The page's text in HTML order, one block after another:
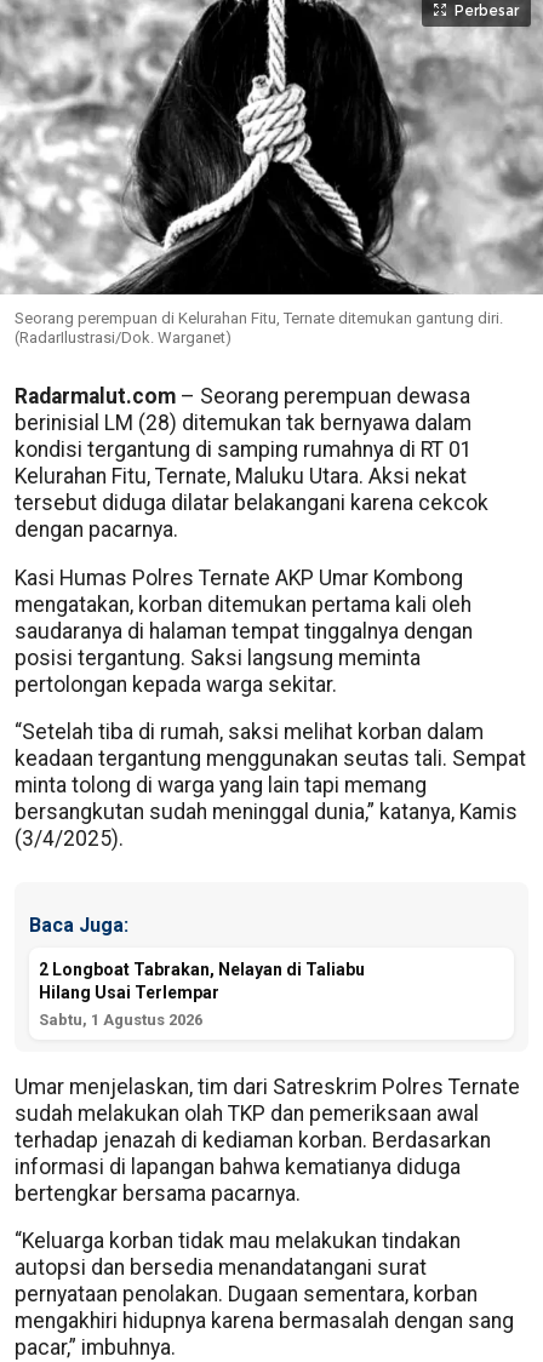
Perbesar
Seorang perempuan di Kelurahan Fitu, Ternate ditemukan gantung diri.
(RadarIlustrasi/Dok. Warganet)
Radarmalut.com – Seorang perempuan dewasa
berinisial LM (28) ditemukan tak bernyawa dalam
kondisi tergantung di samping rumahnya di RT 01
Kelurahan Fitu, Ternate, Maluku Utara. Aksi nekat
tersebut diduga dilatar belakangani karena cekcok
dengan pacarnya.
Kasi Humas Polres Ternate AKP Umar Kombong
mengatakan, korban ditemukan pertama kali oleh
saudaranya di halaman tempat tinggalnya dengan
posisi tergantung. Saksi langsung meminta
pertolongan kepada warga sekitar.
“Setelah tiba di rumah, saksi melihat korban dalam
keadaan tergantung menggunakan seutas tali. Sempat
minta tolong di warga yang lain tapi memang
bersangkutan sudah meninggal dunia,” katanya, Kamis
(3/4/2025).
Baca Juga:
2 Longboat Tabrakan, Nelayan di Taliabu
Hilang Usai Terlempar
Sabtu, 1 Agustus 2026
Umar menjelaskan, tim dari Satreskrim Polres Ternate
sudah melakukan olah TKP dan pemeriksaan awal
terhadap jenazah di kediaman korban. Berdasarkan
informasi di lapangan bahwa kematianya diduga
bertengkar bersama pacarnya.
“Keluarga korban tidak mau melakukan tindakan
autopsi dan bersedia menandatangani surat
pernyataan penolakan. Dugaan sementara, korban
mengakhiri hidupnya karena bermasalah dengan sang
pacar,” imbuhnya.